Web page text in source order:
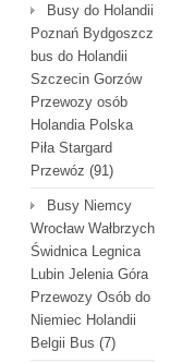
Busy do Holandii
Poznań Bydgoszcz
bus do Holandii
Szczecin Gorzów
Przewozy osób
Holandia Polska
Piła Stargard
Przewóz (91)
Busy Niemcy
Wrocław Wałbrzych
Świdnica Legnica
Lubin Jelenia Góra
Przewozy Osób do
Niemiec Holandii
Belgii Bus (7)